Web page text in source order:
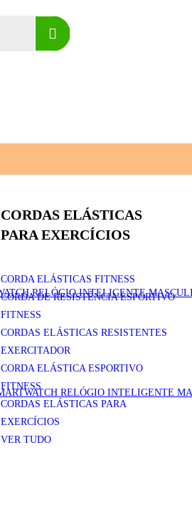
CORDAS ELÁSTICAS
PARA EXERCÍCIOS
CORDA ELÁSTICAS FITNESS
CORDA DE RESISTÊNCIA ESPORTIVO
FITNESS
CORDAS ELÁSTICAS RESISTENTES
EXERCITADOR
CORDA ELÁSTICA ESPORTIVO
FITNESS
CORDAS ELÁSTICAS PARA
EXERCÍCIOS
VER TUDO